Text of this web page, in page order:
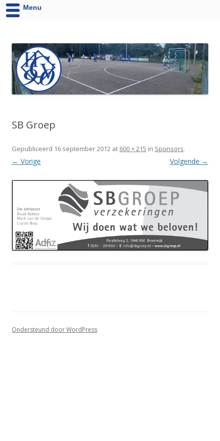
SB Groep
Gepubliceerd 16 september 2012 at 600 × 215 in Sponsors.
← Vorige Volgende →
Ondersteund door WordPress
Menu